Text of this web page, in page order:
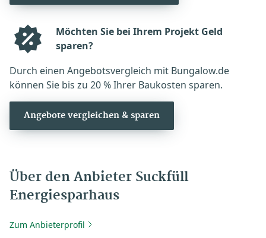
Möchten Sie bei Ihrem Projekt Geld
sparen?
Durch einen Angebotsvergleich mit Bungalow.de
können Sie bis zu 20 % Ihrer Baukosten sparen.
Angebote vergleichen & sparen
Über den Anbieter Suckfüll
Energiesparhaus
Zum Anbieterprofil